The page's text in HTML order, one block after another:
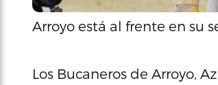
Arroyo está al frente en su
Los Bucaneros de Arroyo,